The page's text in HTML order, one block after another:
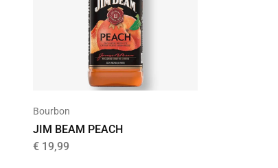
Bourbon
JIM BEAM PEACH
€ 19,99